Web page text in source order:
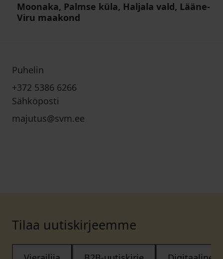
Moonaka, Palmse küla, Haljala vald, Lääne-
Viru maakond
Puhelin
+372 5386 6266
Sähköposti
majutus@svm.ee
Tilaa uutiskirjeemme